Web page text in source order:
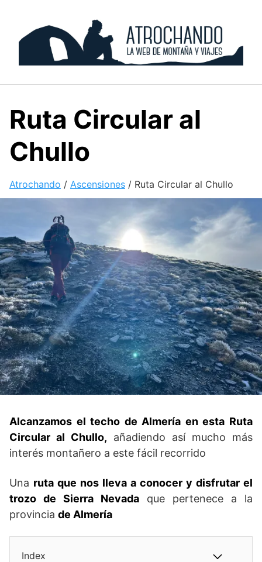
content
Ruta Circular al
Chullo
Atrochando / Ascensiones / Ruta Circular al Chullo
Alcanzamos el techo de Almería en esta Ruta
Circular al Chullo, añadiendo así mucho más
interés montañero a este fácil recorrido
Una ruta que nos lleva a conocer y disfrutar el
trozo de Sierra Nevada que pertenece a la
provincia de Almería
Index